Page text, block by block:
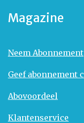
Magazine
Neem Abonnement
Geef abonnement
Abovoordeel
Klantenservice